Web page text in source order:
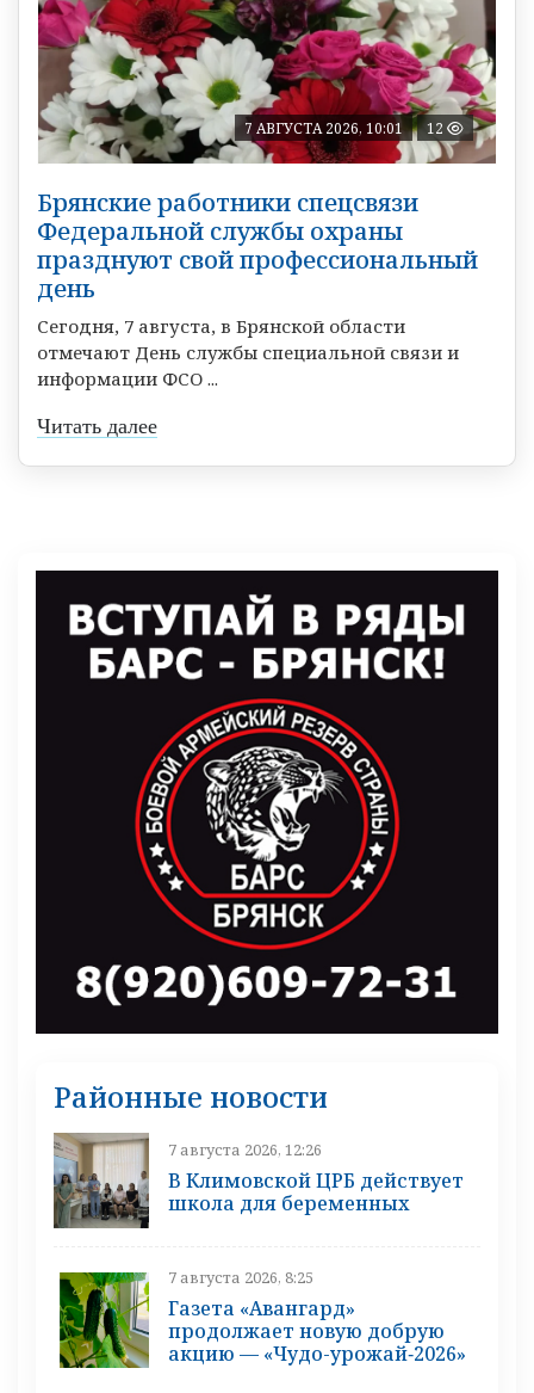
7 АВГУСТА 2026, 10:01 12
Брянские работники спецсвязи
Федеральной службы охраны
празднуют свой профессиональный
день
Сегодня, 7 августа, в Брянской области
отмечают День службы специальной связи и
информации ФСО ...
Читать далее
Районные новости
7 августа 2026, 12:26
В Климовской ЦРБ действует
школа для беременных
7 августа 2026, 8:25
Газета «Авангард»
продолжает новую добрую
акцию — «Чудо-урожай‑2026»